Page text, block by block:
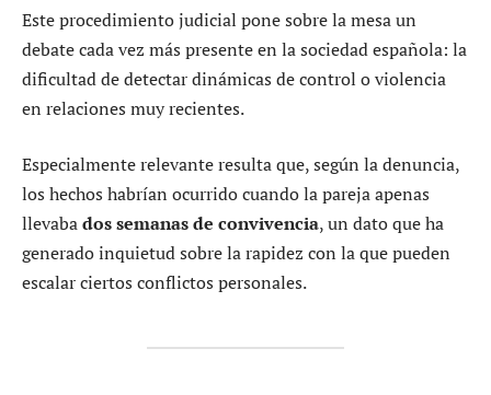
Este procedimiento judicial pone sobre la mesa un
debate cada vez más presente en la sociedad española: la
dificultad de detectar dinámicas de control o violencia
en relaciones muy recientes.
Especialmente relevante resulta que, según la denuncia,
los hechos habrían ocurrido cuando la pareja apenas
llevabados semanas de convivencia, un dato que ha
generado inquietud sobre la rapidez con la que pueden
escalar ciertos conflictos personales.